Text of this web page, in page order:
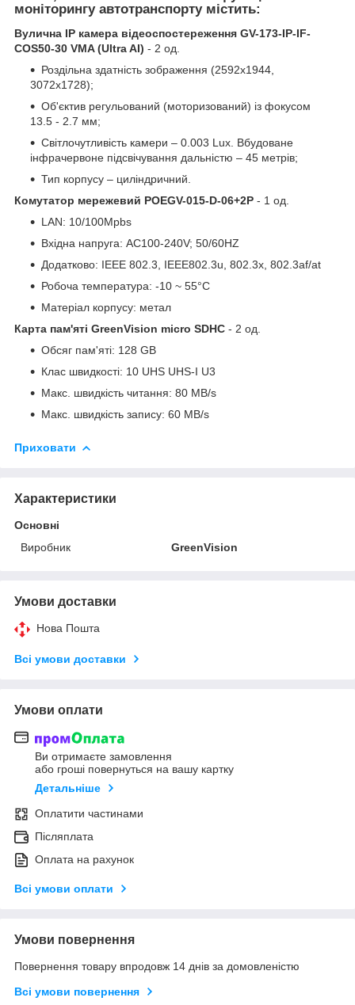
моніторингу автотранспорту містить:
Вулична IP камера відеоспостереження GV-173-IP-IF-
COS50-30 VMA (Ultra AI) - 2 од.
Роздільна здатність зображення (2592x1944,
3072х1728);
Об'єктив регульований (моторизований) із фокусом
13.5 - 2.7 мм;
Світлочутливість камери – 0.003 Lux. Вбудоване
інфрачервоне підсвічування дальністю – 45 метрів;
Тип корпусу – циліндричний.
Комутатор мережевий POEGV-015-D-06+2P - 1 од.
LAN: 10/100Mpbs
Вхідна напруга: AC100-240V; 50/60HZ
Додатково: IEEE 802.3, IEEE802.3u, 802.3x, 802.3af/at
Робоча температура: -10 ~ 55°C
Матеріал корпусу: метал
Карта пам'яті GreenVision micro SDHC - 2 од.
Обсяг пам'яті: 128 GB
Клас швидкості: 10 UHS UHS-I U3
Макс. швидкість читання: 80 MB/s
Макс. швидкість запису: 60 MB/s
Приховати
Характеристики
Основні
Виробник
GreenVision
Умови доставки
Нова Пошта
Всі умови доставки
Умови оплати
Ви отримаєте замовлення
або гроші повернуться на вашу картку
Детальніше
Оплатити частинами
Післяплата
Оплата на рахунок
Всі умови оплати
Умови повернення
Повернення товару впродовж 14 днів за домовленістю
Всі умови повернення